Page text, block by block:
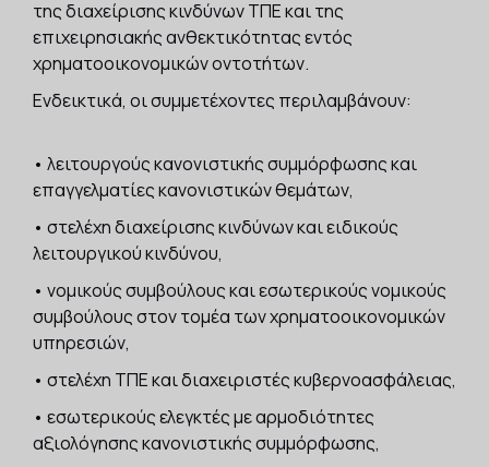
της διαχείρισης κινδύνων ΤΠΕ και της
επιχειρησιακής ανθεκτικότητας εντός
χρηματοοικονομικών οντοτήτων.
Ενδεικτικά, οι συμμετέχοντες περιλαμβάνουν:
• λειτουργούς κανονιστικής συμμόρφωσης και
επαγγελματίες κανονιστικών θεμάτων,
• στελέχη διαχείρισης κινδύνων και ειδικούς
λειτουργικού κινδύνου,
• νομικούς συμβούλους και εσωτερικούς νομικούς
συμβούλους στον τομέα των χρηματοοικονομικών
υπηρεσιών,
• στελέχη ΤΠΕ και διαχειριστές κυβερνοασφάλειας,
• εσωτερικούς ελεγκτές με αρμοδιότητες
αξιολόγησης κανονιστικής συμμόρφωσης,